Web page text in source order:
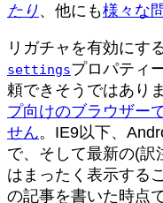
たり 、他にも様々な
リガチャを有効にす
settingsプロパティ
頼できそうではあり
プ向けのブラウザー
せん。IE9以下、
で、そして最新の(訳
はまったく表示する
の記事を書いた時点